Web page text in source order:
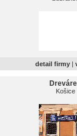
detail firmy |
Košice